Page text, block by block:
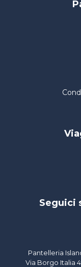
Seguici
Pantelleria
Via Borgo Italia